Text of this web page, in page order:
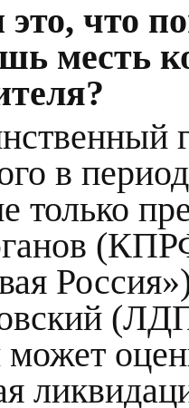
это, что
месть
в
только
может